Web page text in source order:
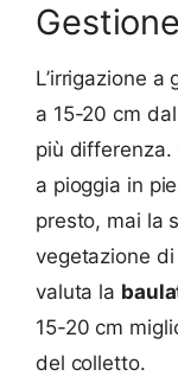
L’irrigazione
a 15-20 cm
più differenza.
a pioggia in
presto, mai la
vegetazione
valuta la
15-20 cm
del colletto.